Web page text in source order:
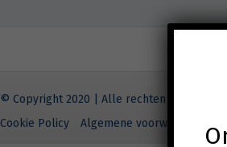
© Copyright 2020 | Alle rechten
Cookie Policy
Algemene voorwaarden